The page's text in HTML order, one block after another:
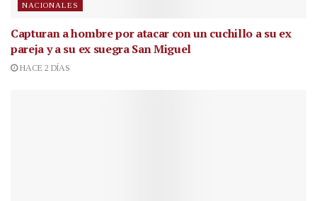
NACIONALES
Capturan a hombre por atacar con un cuchillo a su ex
pareja y a su ex suegra San Miguel
HACE 2 DÍAS